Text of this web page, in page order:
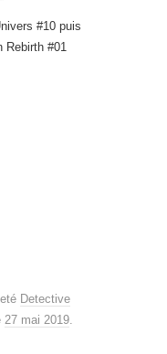
#10 puis
Rebirth #01
Detective
27 mai 2019.